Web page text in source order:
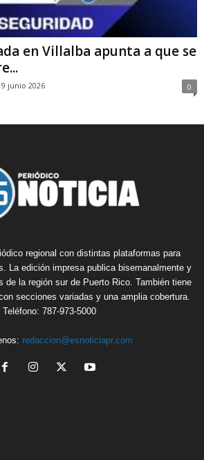
en Villalba apunta a que se
junio 2026 0
regional con distintas plataformas para
La edición impresa publica bisemanalmente y
de la región sur de Puerto Rico. También tiene
secciones variadas y una amplia cobertura.
Teléfono: 787-973-5000
redaccion@esnoticiapr.com